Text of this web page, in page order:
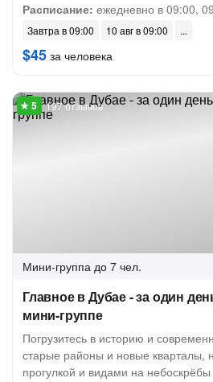
Расписание: ежедневно в 09:00,
Завтра в 09:00 10 авг в 09:00
$45 за человека
197 отзывов
Мини-группа до 7 чел.
Главное в Дубае - за один
мини-группе
Погрузитесь в историю и
старые районы и новые кварталы,
прогулкой и видами на